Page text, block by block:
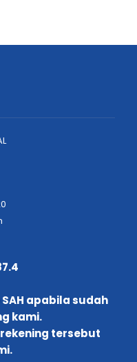
apabila sudah
kami.
tersebut